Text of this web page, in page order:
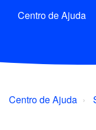
Centro de Ajuda
Centro de Ajuda